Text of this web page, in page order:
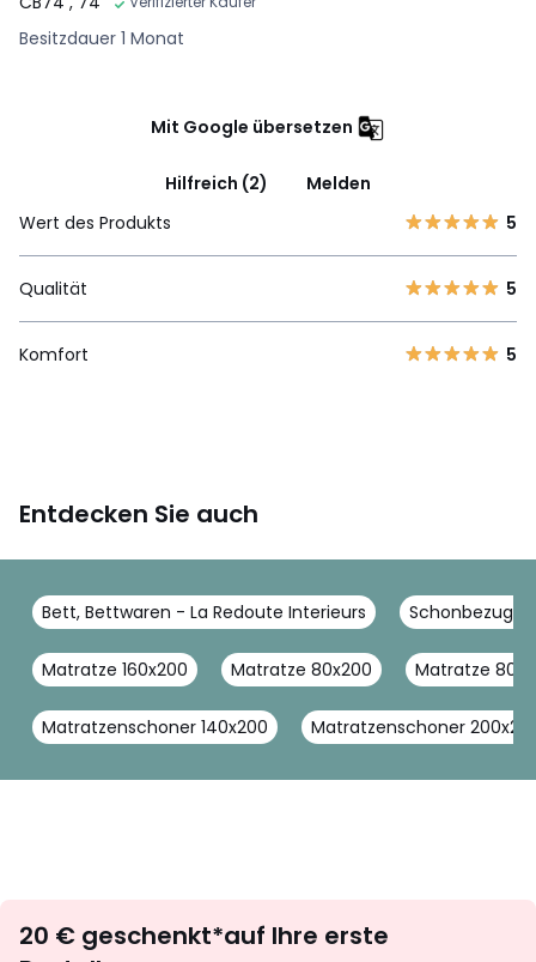
Besitzdauer 1 Monat
Mit Google übersetzen
Hilfreich (2)
Melden
Wert des Produkts
5
Qualität 5
Komfort 5
Entdecken Sie auch
Bett, Bettwaren - La Redoute Interieurs Schonbezug -
Matratze 160x200 Matratze 80x200 Matratze
Matratzenschoner 140x200 Matratzenschoner
abonnieren
20 € geschenkt*auf Ihre erste